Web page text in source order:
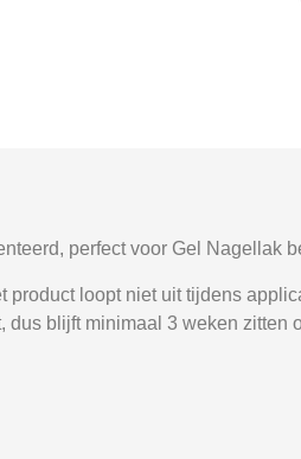
perfect voor Gel Nagellak
loopt niet uit tijdens
blijft minimaal 3 weken